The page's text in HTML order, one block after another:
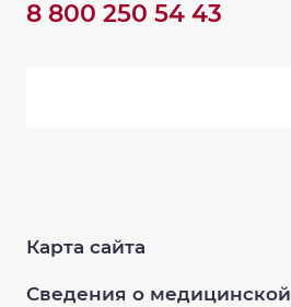
8 800 250 54 43
Карта сайта
Сведения о медицинской